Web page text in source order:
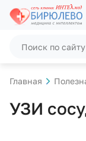
Главная
УЗИ